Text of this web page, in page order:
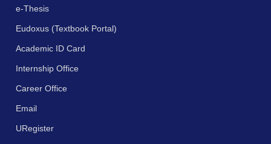
e-Thesis
Eudoxus (Textbook Portal)
Academic ID Card
Internship Office
Career Office
Email
URegister